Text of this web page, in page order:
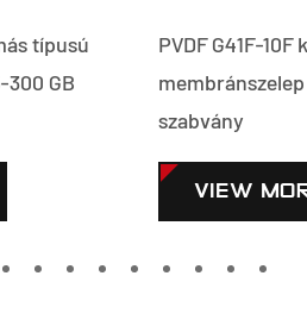
PVDF G41F-10F karimás
membránszelep DN15-300
VIEW MORE